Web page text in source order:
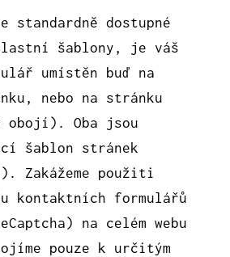
standardně dostupné
šablony, je váš
umístěn buď na
nebo na stránku
obojí). Oba jsou
šablon stránek
Zakážeme použiti
kontaktních formulářů
na celém webu
pouze k určitým